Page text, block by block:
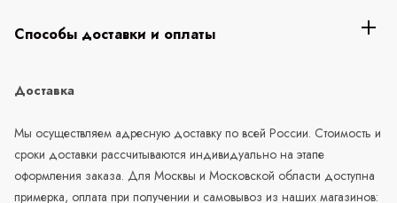
Способы доставки и оплаты
Доставка
Мы осуществляем адресную доставку по всей России. Стоимость и
сроки доставки рассчитываются индивидуально на этапе
оформления заказа. Для Москвы и Московской области доступна
примерка, оплата при получении и самовывоз из наших магазинов: